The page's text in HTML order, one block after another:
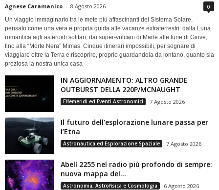
Agnese Caramanico - 8 Agosto 2026 0
Un viaggio immaginario tra le mete più affascinanti del Sistema Solare,
pensato come una vera e propria guida alle vacanze extraterrestri: dalla Luna
romantica agli asteroidi solitari, dai super-vulcani di Marte alle lune di Giove,
fino alla “Morte Nera” Mimas. Cinque itinerari impossibili, per sognare di
viaggiare oltre la Terra e riscoprire, proprio guardandola da lontano, quanto sia
preziosa la nostra unica casa
IN AGGIORNAMENTO: ALTRO GRANDE
OUTBURST DELLA 220P/MCNAUGHT
Effemeridi ed Eventi Astronomici 7 Agosto 2026
Il futuro dell’esplorazione lunare passa per
l’Etna
Astronautica ed Esplorazione Spaziale 7 Agosto 2026
Abell 2255 nel radio più profondo di sempre:
nuova mappa del...
Astronomia, Astrofisica e Cosmologia 6 Agosto 2026